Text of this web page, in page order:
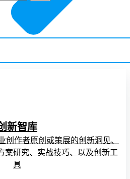
新智库
创作者原创或策展的创新洞见、
案研究、实战技巧、以及创新工
具